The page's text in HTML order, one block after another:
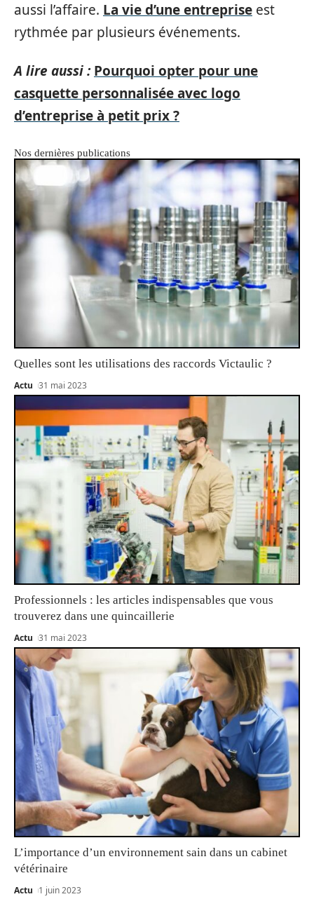
aussi l’affaire. La vie d’une entreprise est
rythmée par plusieurs événements.
A lire aussi : Pourquoi opter pour une
casquette personnalisée avec logo
d’entreprise à petit prix ?
Nos dernières publications
Quelles sont les utilisations des raccords Victaulic ?
Actu 31 mai 2023
Professionnels : les articles indispensables que vous
trouverez dans une quincaillerie
Actu 31 mai 2023
L’importance d’un environnement sain dans un cabinet
vétérinaire
Actu 1 juin 2023